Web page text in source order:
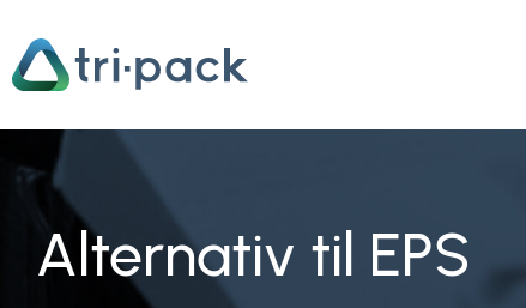
innhold
Alternativ til EPS